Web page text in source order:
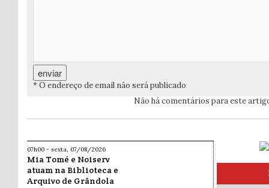
* O endereço de email não será publicado
Não há comentários para este
07h00 - sexta, 07/08/2026
Mia Tomé e Noiserv
atuam na Biblioteca e
Arquivo de Grândola